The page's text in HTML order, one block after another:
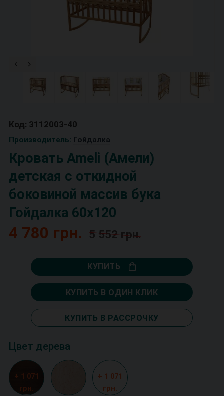
Код: 3112003-40
Производитель: Гойдалка
Кровать Ameli (Амели)
детская с откидной
боковиной массив бука
Гойдалка 60х120
4 780 грн. 5 552 грн.
КУПИТЬ
КУПИТЬ В ОДИН КЛИК
КУПИТЬ В РАССРОЧКУ
Цвет дерева
+ 1 071
грн.
+ 1 071
грн.